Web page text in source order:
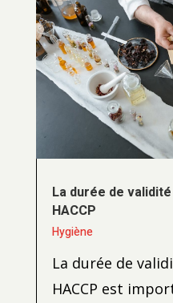
La durée de
HACCP
Hygiène
La durée de
HACCP est